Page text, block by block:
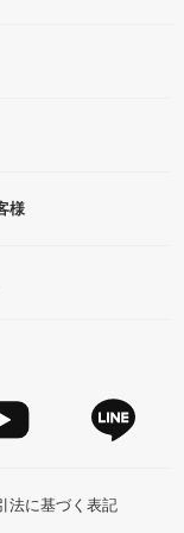
様
法に基づく表記